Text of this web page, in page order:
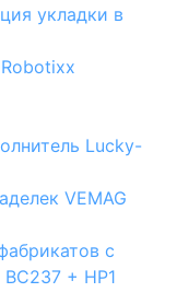
укладки в
Lucky-
VEMAG
с
+ HP1